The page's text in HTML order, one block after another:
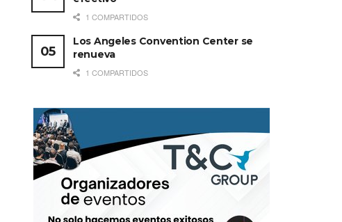
1 COMPARTIDOS
Los Angeles Convention Center se
renueva
1 COMPARTIDOS